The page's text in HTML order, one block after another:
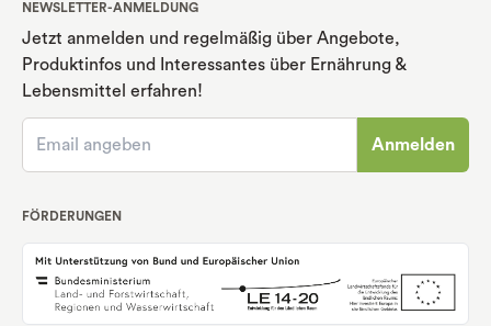
NEWSLETTER-ANMELDUNG
Jetzt anmelden und regelmäßig über Angebote,
Produktinfos und Interessantes über Ernährung &
Lebensmittel erfahren!
Anmelden
FÖRDERUNGEN